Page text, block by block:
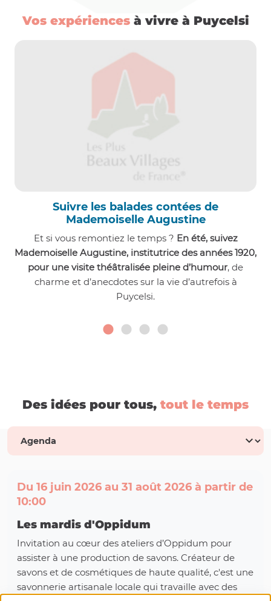
Vos expériencesà vivre à Puycelsi
Suivre les balades contées de
Mademoiselle Augustine
Et si vous remontiez le temps ? En été, suivez
Mademoiselle Augustine, institutrice des années 1920,
pour une visite théâtralisée pleine d’humour, de
charme et d’anecdotes sur la vie d’autrefois à
Puycelsi.
Des idées pour tous, tout le temps
Du 16 juin 2026 au 31 août 2026 à partir de
10:00
Les mardis d'Oppidum
Invitation au cœur des ateliers d’Oppidum pour
assister à une production de savons. Créateur de
savons et de cosmétiques de haute qualité, c'est une
savonnerie artisanale locale qui travaille avec des